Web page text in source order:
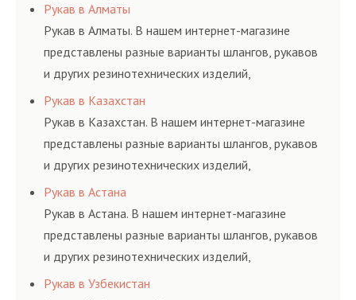
Рукав в Алматы
Рукав в Алматы. В нашем интернет-магазине
представлены разные варианты шлангов, рукавов
и других резинотехнических изделий,
соответствующих ГОСТам, техническим условиям
и нормативам.
Рукав в Казахстан
Рукав в Казахстан. В нашем интернет-магазине
представлены разные варианты шлангов, рукавов
и других резинотехнических изделий,
соответствующих ГОСТам, техническим условиям
и нормативам.
Рукав в Астана
Рукав в Астана. В нашем интернет-магазине
представлены разные варианты шлангов, рукавов
и других резинотехнических изделий,
соответствующих ГОСТам, техническим условиям
Рукав в Узбекистан